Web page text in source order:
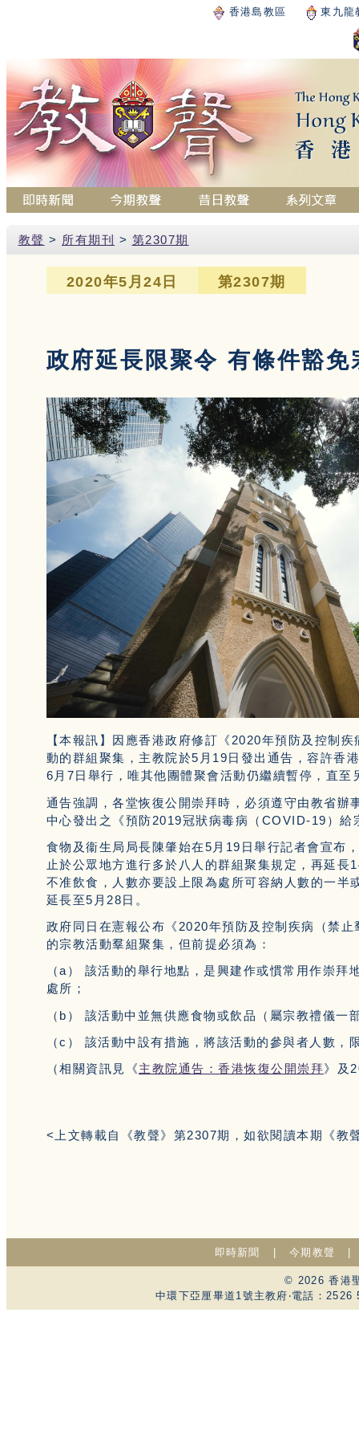
香港島教區 東九龍
教聲 > 所有期刊 > 第2307期
2020年5月24日 第2307期
政府延長限聚令 有條件豁
【本報訊】因應香港政府修訂《2020年預防及控制
動的群組聚集，主教院於5月19日發出通告，容許香
6月7日舉行，唯其他團體聚會活動仍繼續暫停，直至
通告強調，各堂恢復公開崇拜時，必須遵守由教省
中心發出之《預防2019冠狀病毒病（COVID-19）給
食物及衞生局局長陳肇始在5月19日舉行記者會宣布
止於公眾地方進行多於八人的群組聚集規定，再延
不准飲食，人數亦要設上限為處所可容納人數的一
延長至5月28日。
政府同日在憲報公布《2020年預防及控制疾病（禁
的宗教活動羣組聚集，但前提必須為：
（a） 該活動的舉行地點，是興建作或慣常用作崇
處所；
（b） 該活動中並無供應食物或飲品（屬宗教禮儀一
（c） 該活動中設有措施，將該活動的參與者人數
（相關資訊見《主教院通告：香港恢復公開崇拜》及
<上文轉載自《教聲》第2307期，如欲閱讀本期《教
即時新聞 今期教聲
© 2026 香港
中環下亞厘畢道1號主教府‧電話：2526